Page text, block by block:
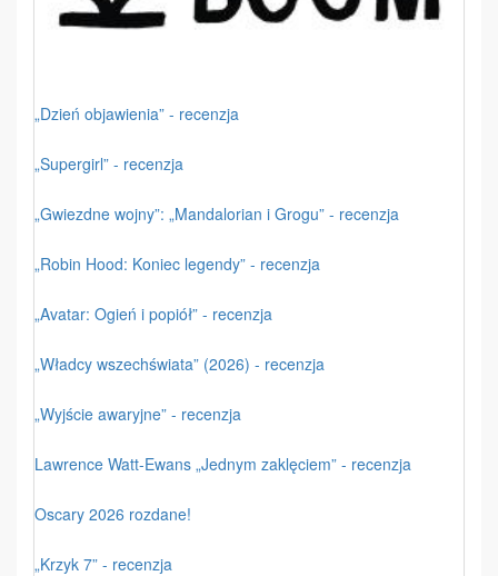
„Dzień objawienia” - recenzja
„Supergirl” - recenzja
„Gwiezdne wojny”: „Mandalorian i Grogu” - recenzja
„Robin Hood: Koniec legendy” - recenzja
„Avatar: Ogień i popiół” - recenzja
„Władcy wszechświata” (2026) - recenzja
„Wyjście awaryjne” - recenzja
Lawrence Watt-Ewans „Jednym zaklęciem” - recenzja
Oscary 2026 rozdane!
„Krzyk 7” - recenzja